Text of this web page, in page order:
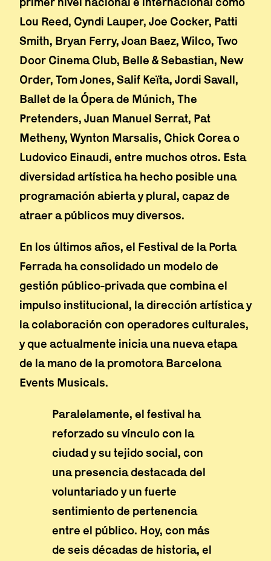
Lou Reed, Cyndi Lauper, Joe Cocker, Patti
Smith, Bryan Ferry, Joan Baez, Wilco, Two
Door Cinema Club, Belle & Sebastian, New
Order, Tom Jones, Salif Keïta, Jordi Savall,
Ballet de la Ópera de Múnich, The
Pretenders, Juan Manuel Serrat, Pat
Metheny, Wynton Marsalis, Chick Corea o
Ludovico Einaudi, entre muchos otros. Esta
diversidad artística ha hecho posible una
programación abierta y plural, capaz de
atraer a públicos muy diversos.
En los últimos años, el Festival de la Porta
Ferrada ha consolidado un modelo de
gestión público-privada que combina el
impulso institucional, la dirección artística y
la colaboración con operadores culturales,
y que actualmente inicia una nueva etapa
de la mano de la promotora Barcelona
Events Musicals.
Paralelamente, el festival ha
reforzado su vínculo con la
ciudad y su tejido social, con
una presencia destacada del
voluntariado y un fuerte
sentimiento de pertenencia
entre el público. Hoy, con más
de seis décadas de historia, el